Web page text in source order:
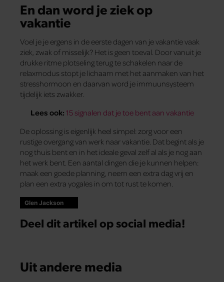
En dan word je ziek op
vakantie
Voel je je ergens in de eerste dagen van je vakantie vaak
ziek, zwak of misselijk? Het is geen toeval. Door vanuit je
drukke ritme plotseling terug te schakelen naar de
relaxmodus stopt je lichaam met het aanmaken van het
stresshormoon en daarvan word je immuunsysteem
tijdelijk iets zwakker.
Lees ook: 15 signalen dat je toe bent aan vakantie
De oplossing is eigenlijk heel simpel: zorg voor een
rustige overgang van werk naar vakantie. Dat begint als je
nog thuis bent en in het ideale geval zelf al als je nog aan
het werk bent. Een aantal dingen die je kunnen helpen:
maak een goede planning, neem een extra dag vrij en
plan een extra yogales in om tot rust te komen.
Glen Jackson
Deel dit artikel op social media!
Uit andere media